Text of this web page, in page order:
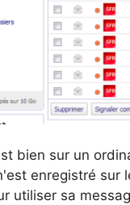
bien sur un
enregistré sur
utiliser sa